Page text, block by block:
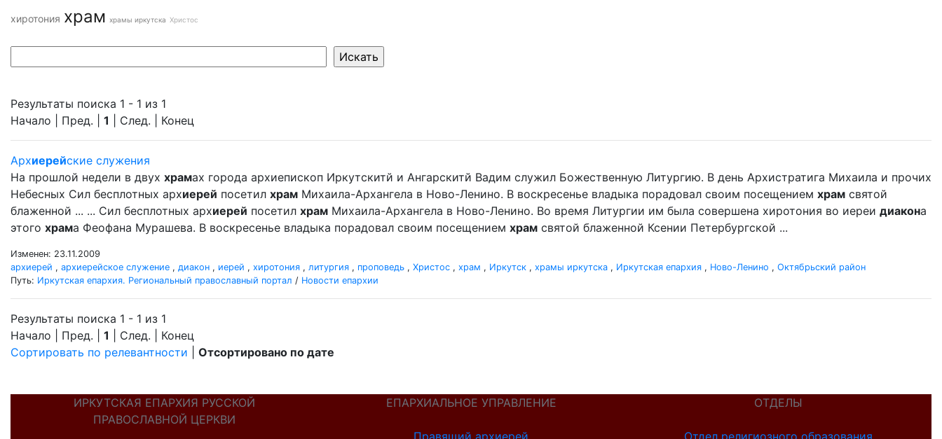
хиротония храм храмы иркутска Христос
Результаты поиска 1 - 1 из 1
Начало | Пред. | 1 | След. | Конец
Архиерейские служения
На прошлой недели в двух храмах города архиепископ Иркутскитй и Ангарскитй Вадим служил Божественную Литургию. В день Архистратига Михаила и прочих
Небесных Сил бесплотных архиерей посетил храм Михаила-Архангела в Ново-Ленино. В воскресенье владыка порадовал своим посещением храм святой
блаженной ... ... Сил бесплотных архиерей посетил храм Михаила-Архангела в Ново-Ленино. Во время Литургии им была совершена хиротония во иереи диакона
этого храма Феофана Мурашева. В воскресенье владыка порадовал своим посещением храм святой блаженной Ксении Петербургской ...
Изменен: 23.11.2009
архиерей , архиерейское служение , диакон , иерей , хиротония , литургия , проповедь , Христос , храм , Иркутск , храмы иркутска , Иркутская епархия , Ново-Ленино , Октябрьский район
Путь: Иркутская епархия. Региональный православный портал / Новости епархии
Результаты поиска 1 - 1 из 1
Начало | Пред. | 1 | След. | Конец
Сортировать по релевантности
Отсортировано по дате
ИРКУТСКАЯ ЕПАРХИЯ РУССКОЙ
ПРАВОСЛАВНОЙ ЦЕРКВИ
ЕПАРХИАЛЬНОЕ УПРАВЛЕНИЕ
Правящий архиерей
ОТДЕЛЫ
Отдел религиозного образования